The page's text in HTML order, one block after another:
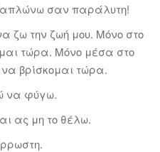
σαν παράλυτη!
ζω την ζωή μου. Μόνο στο
τώρα. Μόνο μέσα στο
βρίσκομαι τώρα.
να φύγω.
ας μη το θέλω.